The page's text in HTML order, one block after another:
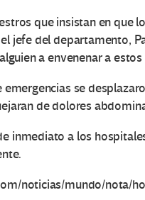
que insistan en que
jefe del departamento,
a envenenar a
se
de dolores
inmediato a los
noticias/mundo/nota/